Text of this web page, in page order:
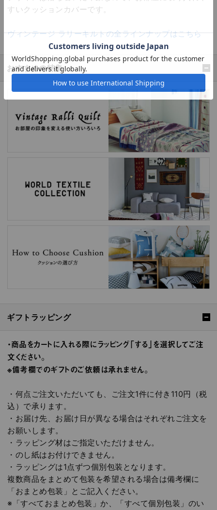
すいクッションカバーです。
ヴィンテージ ラリーキルトの全ラインナップはこちら
おすすめの特集
ギフトラッピング
・商品をカートに入れる際にラッピング「する」を選択してご注
文ください。
※備考欄でのギフトのご依頼は承れません。
・何点ご注文いただいても、ご注文1件に付き110円（税
込）で承ります。
・お届け先、お届け日が異なる場合はそれぞれご注文を
お願いします。
・ラッピング材はご指定いただけません。
・のし紙はお付けできません。
・ラッピングは1点ずつ個別包装となります。
複数商品をまとめて包装を希望される場合は備考欄に
「おまとめ包装」とご記入ください。
※「すべておまとめ包装」か、「すべて個別包装」のい